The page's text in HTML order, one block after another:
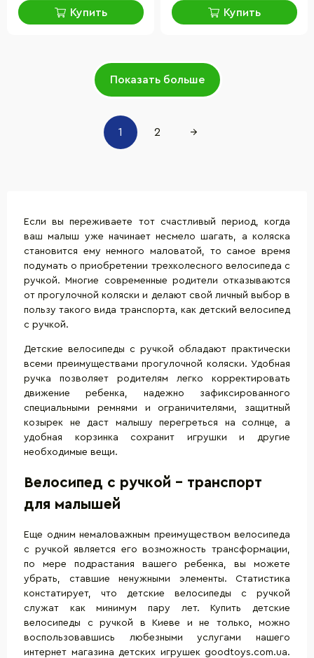
Купить Купить
Показать больше
1 2 →
Если вы переживаете тот счастливый период, когда
ваш малыш уже начинает несмело шагать, а коляска
становится ему немного маловатой, то самое время
подумать о приобретении трехколесного велосипеда с
ручкой. Многие современные родители отказываются
от прогулочной коляски и делают свой личный выбор в
пользу такого вида транспорта, как детский велосипед
с ручкой.
Детские велосипеды с ручкой обладают практически
всеми преимуществами прогулочной коляски. Удобная
ручка позволяет родителям легко корректировать
движение ребенка, надежно зафиксированного
специальными ремнями и ограничителями, защитный
козырек не даст малышу перегреться на солнце, а
удобная корзинка сохранит игрушки и другие
необходимые вещи.
Велосипед с ручкой - транспорт
для малышей
Еще одним немаловажным преимуществом велосипеда
с ручкой является его возможность трансформации,
по мере подрастания вашего ребенка, вы можете
убрать, ставшие ненужными элементы. Статистика
констатирует, что детские велосипеды с ручкой
служат как минимум пару лет. Купить детские
велосипеды с ручкой в Киеве и не только, можно
воспользовавшись любезными услугами нашего
интернет магазина детских игрушек goodtoys.com.ua.